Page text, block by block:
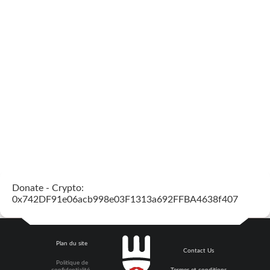
Donate - Crypto:
0x742DF91e06acb998e03F1313a692FFBA4638f407
Plan du site
Politique de
Contact Us